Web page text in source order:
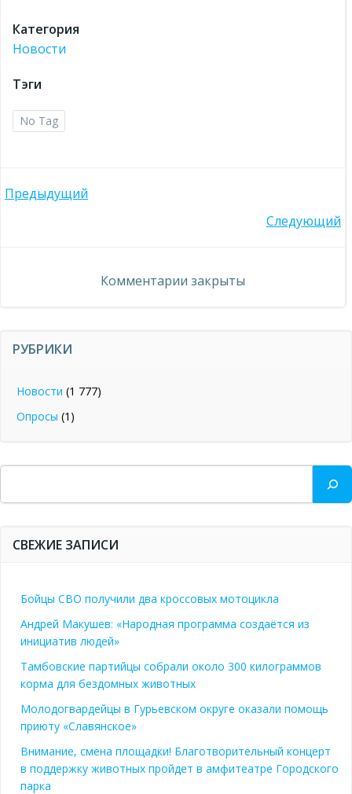
Категория
Новости
Тэги
No Tag
Навигация
записям
Предыдущий
Следующий
Комментарии закрыты
РУБРИКИ
Новости (1 777)
Опросы (1)
Поиск
СВЕЖИЕ ЗАПИСИ
Бойцы СВО получили два кроссовых мотоцикла
Андрей Макушев: «Народная программа создаётся из
инициатив людей»
Тамбовские партийцы собрали около 300 килограммов
корма для бездомных животных
Молодогвардейцы в Гурьевском округе оказали помощь
приюту «Славянское»
Внимание, смена площадки! Благотворительный концерт
в поддержку животных пройдет в амфитеатре Городского
парка